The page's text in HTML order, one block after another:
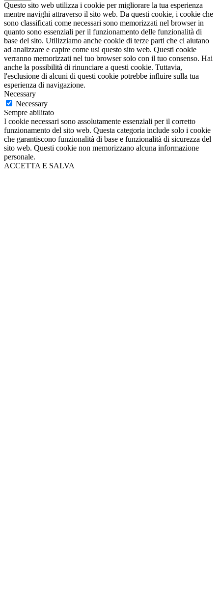
Questo sito web utilizza i cookie per migliorare la tua esperienza
mentre navighi attraverso il sito web. Da questi cookie, i cookie che
sono classificati come necessari sono memorizzati nel browser in
quanto sono essenziali per il funzionamento delle funzionalità di
base del sito. Utilizziamo anche cookie di terze parti che ci aiutano
ad analizzare e capire come usi questo sito web. Questi cookie
verranno memorizzati nel tuo browser solo con il tuo consenso. Hai
anche la possibilità di rinunciare a questi cookie. Tuttavia,
l'esclusione di alcuni di questi cookie potrebbe influire sulla tua
esperienza di navigazione.
Necessary
Necessary
Sempre abilitato
I cookie necessari sono assolutamente essenziali per il corretto
funzionamento del sito web. Questa categoria include solo i cookie
che garantiscono funzionalità di base e funzionalità di sicurezza del
sito web. Questi cookie non memorizzano alcuna informazione
personale.
ACCETTA E SALVA